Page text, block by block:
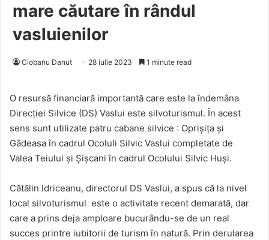
mare căutare în rândul
vasluienilor
Ciobanu Danut 28 iulie 2023 1 minute read
O resursă financiară importantă care este la îndemâna
Direcției Silvice (DS) Vaslui este silvoturismul. În acest
sens sunt utilizate patru cabane silvice : Oprișița și
Gâdeasa în cadrul Ocoluli Silvic Vaslui completate de
Valea Teiului și Șișcani în cadrul Ocolului Silvic Huși.
Cătălin Idriceanu, directorul DS Vaslui, a spus că la nivel
local silvoturismul este o activitate recent demarată, dar
care a prins deja amploare bucurându-se de un real
succes printre iubitorii de turism în natură. Prin derularea